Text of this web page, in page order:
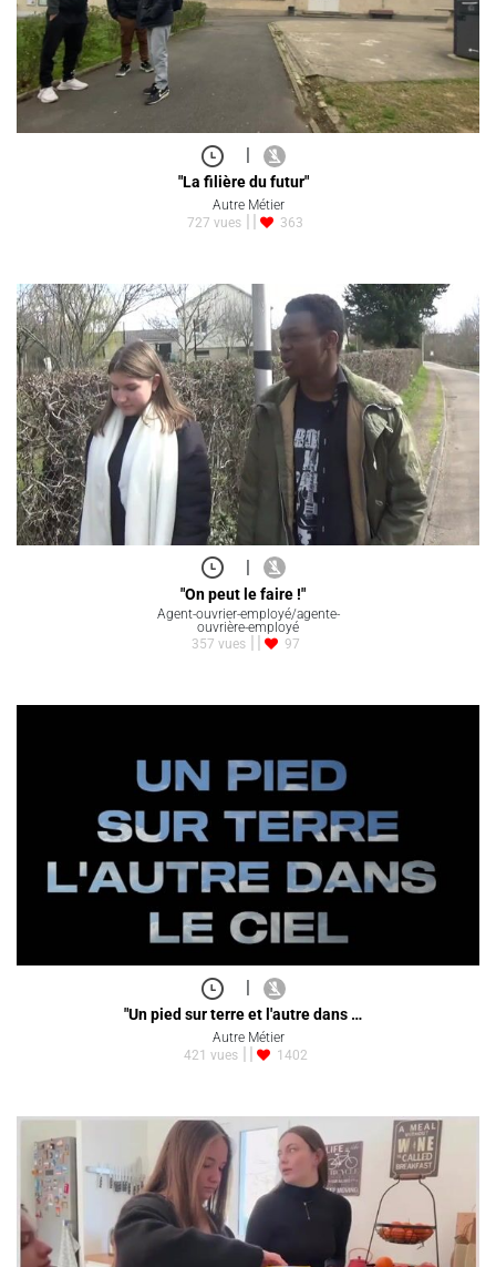
|
"La filière du futur"
Autre Métier
727 vues
363
|
"On peut le faire !"
Agent-ouvrier-employé/agente-
ouvrière-employé
357 vues
97
|
"Un pied sur terre et l'autre dans …
Autre Métier
421 vues
1402